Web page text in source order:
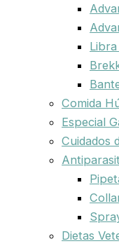
Comida
Especial
Cuidados
Dietas